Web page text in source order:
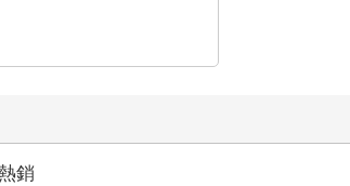
銷